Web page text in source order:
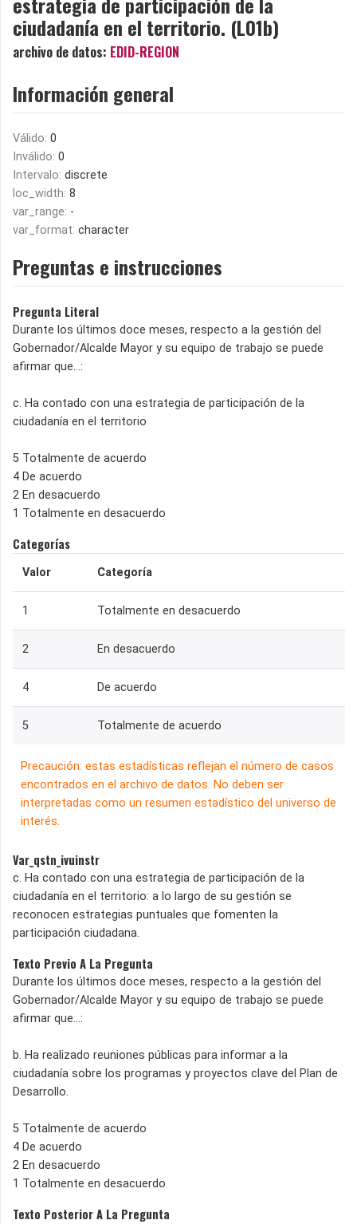
ciudadanía en el territorio. (L01b)
archivo de datos: EDID-REGION
Información general
Válido: 0
Inválido: 0
Intervalo: discrete
loc_width: 8
var_range: -
var_format: character
Preguntas e instrucciones
Pregunta Literal
Durante los últimos doce meses, respecto a la gestión del
Gobernador/Alcalde Mayor y su equipo de trabajo se puede
afirmar que…:
c. Ha contado con una estrategia de participación de la
ciudadanía en el territorio
5 Totalmente de acuerdo
4 De acuerdo
2 En desacuerdo
1 Totalmente en desacuerdo
Categorías
Valor Categoría
1 Totalmente en desacuerdo
2 En desacuerdo
4 De acuerdo
5 Totalmente de acuerdo
Precaución: estas estadísticas reflejan el número de casos
encontrados en el archivo de datos. No deben ser
interpretadas como un resumen estadístico del universo de
interés.
Var_qstn_ivuinstr
c. Ha contado con una estrategia de participación de la
ciudadanía en el territorio: a lo largo de su gestión se
reconocen estrategias puntuales que fomenten la
participación ciudadana.
Texto Previo A La Pregunta
Durante los últimos doce meses, respecto a la gestión del
Gobernador/Alcalde Mayor y su equipo de trabajo se puede
afirmar que…:
b. Ha realizado reuniones públicas para informar a la
ciudadanía sobre los programas y proyectos clave del Plan de
Desarrollo.
5 Totalmente de acuerdo
4 De acuerdo
2 En desacuerdo
1 Totalmente en desacuerdo
Texto Posterior A La Pregunta